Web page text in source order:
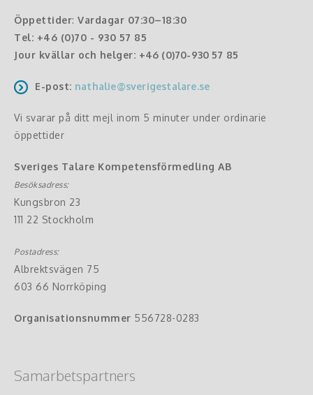
Öppettider: Vardagar 07:30–18:30
Tel: +46 (0)70 - 930 57 85
Jour kvällar och helger: +46 (0)70-930 57 85
E-post: nathalie@sverigestalare.se
Vi svarar på ditt mejl inom 5 minuter under ordinarie
öppettider
Sveriges Talare Kompetensförmedling AB
Besöksadress:
Kungsbron 23
111 22 Stockholm
Postadress:
Albrektsvägen 75
603 66 Norrköping
Organisationsnummer 556728-0283
Samarbetspartners